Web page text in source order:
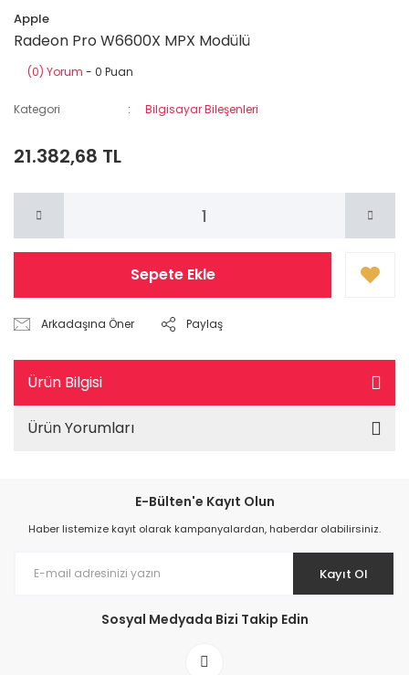
Apple
Radeon Pro W6600X MPX Modülü
(0) Yorum - 0 Puan
Kategori Bilgisayar Bileşenleri
21.382,68 TL
Sepete Ekle
Arkadaşına Öner Paylaş
Ürün Bilgisi
Ürün Yorumları
E-Bülten'e Kayıt Olun
Haber listemize kayıt olarak kampanyalardan, haberdar olabilirsiniz.
Kayıt Ol
Sosyal Medyada Bizi Takip Edin